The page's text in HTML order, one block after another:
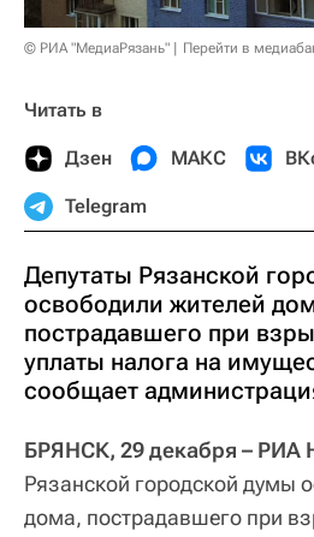
© РИА "МедиаРязань" Перейти в
Читать в
Дзен МАКС
Telegram
Депутаты Рязанской
освободили жителей
пострадавшего при
уплаты налога на
сообщает
БРЯНСК, 29 декабря – РИА
Рязанской городской думы
дома, пострадавшего при